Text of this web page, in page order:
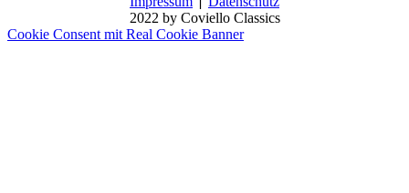
2022 by Coviello Classics
Cookie Consent mit Real Cookie Banner